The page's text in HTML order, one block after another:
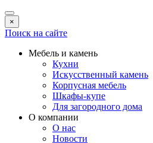
×
Поиск на сайте
Мебель и камень
Кухни
Искусственный камень
Корпусная мебель
Шкафы-купе
Для загородного дома
О компании
О нас
Новости